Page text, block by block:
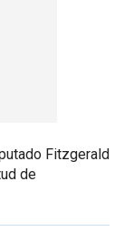
Fitzgerald
de